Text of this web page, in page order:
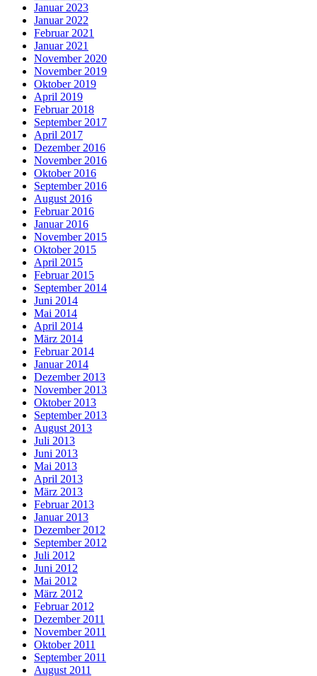
Januar 2023
Januar 2022
Februar 2021
Januar 2021
November 2020
November 2019
Oktober 2019
April 2019
Februar 2018
September 2017
April 2017
Dezember 2016
November 2016
Oktober 2016
September 2016
August 2016
Februar 2016
Januar 2016
November 2015
Oktober 2015
April 2015
Februar 2015
September 2014
Juni 2014
Mai 2014
April 2014
März 2014
Februar 2014
Januar 2014
Dezember 2013
November 2013
Oktober 2013
September 2013
August 2013
Juli 2013
Juni 2013
Mai 2013
April 2013
März 2013
Februar 2013
Januar 2013
Dezember 2012
September 2012
Juli 2012
Juni 2012
Mai 2012
März 2012
Februar 2012
Dezember 2011
November 2011
Oktober 2011
September 2011
August 2011